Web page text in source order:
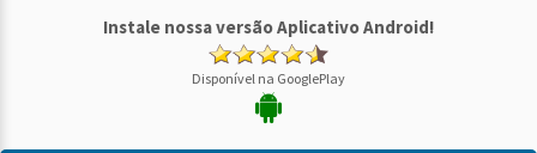
Instale nossa versão Aplicativo Android!
Disponível na GooglePlay